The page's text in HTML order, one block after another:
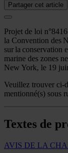
Partager cet article
Projet de loi
la Convention des
sur la conservation
marine des zones
New York, le 19
Veuillez trouver ci-
mentionné(s) sous
Textes de
AVIS DE LA